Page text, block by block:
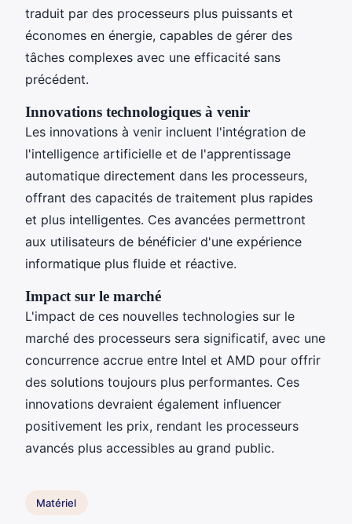
traduit par des processeurs plus puissants et
économes en énergie, capables de gérer des
tâches complexes avec une efficacité sans
précédent.
Innovations technologiques à venir
Les innovations à venir incluent l'intégration de
l'intelligence artificielle et de l'apprentissage
automatique directement dans les processeurs,
offrant des capacités de traitement plus rapides
et plus intelligentes. Ces avancées permettront
aux utilisateurs de bénéficier d'une expérience
informatique plus fluide et réactive.
Impact sur le marché
L'impact de ces nouvelles technologies sur le
marché des processeurs sera significatif, avec une
concurrence accrue entre Intel et AMD pour offrir
des solutions toujours plus performantes. Ces
innovations devraient également influencer
positivement les prix, rendant les processeurs
avancés plus accessibles au grand public.
Matériel